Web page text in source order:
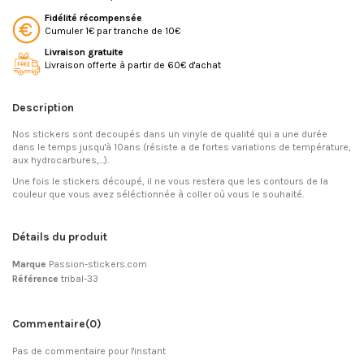
Fidélité récompensée
Cumuler 1€ par tranche de 10€
Livraison gratuite
Livraison offerte à partir de 60€ d'achat
Description
Nos stickers sont decoupés dans un vinyle de qualité qui a une durée
dans le temps jusqu'à 10ans (résiste a de fortes variations de température,
aux hydrocarbures,...).
Une fois le stickers découpé, il ne vous restera que les contours de la
couleur que vous avez séléctionnée à coller où vous le souhaité.
Détails du produit
Marque Passion-stickers.com
Référence tribal-33
Commentaire(0)
Pas de commentaire pour l'instant